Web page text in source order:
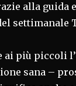
alla guida
settimanale
ai più piccoli
sana –